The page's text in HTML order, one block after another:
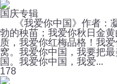
国庆专辑
《我爱你中国》作者：
勃的秧苗；我爱你秋日金
质，我爱你红梅品格！我
窝。我爱你中国，我要把
国。我爱你中国，我爱...
178